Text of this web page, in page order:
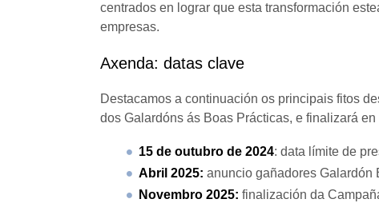
centrados en lograr que esta transformación
empresas.
Axenda: datas clave
Destacamos a continuación os principais fitos
dos Galardóns ás Boas Prácticas, e finalizará
15 de outubro de 2024: data límite de
Abril 2025: anuncio gañadores Galardón
Novembro 2025: finalización da